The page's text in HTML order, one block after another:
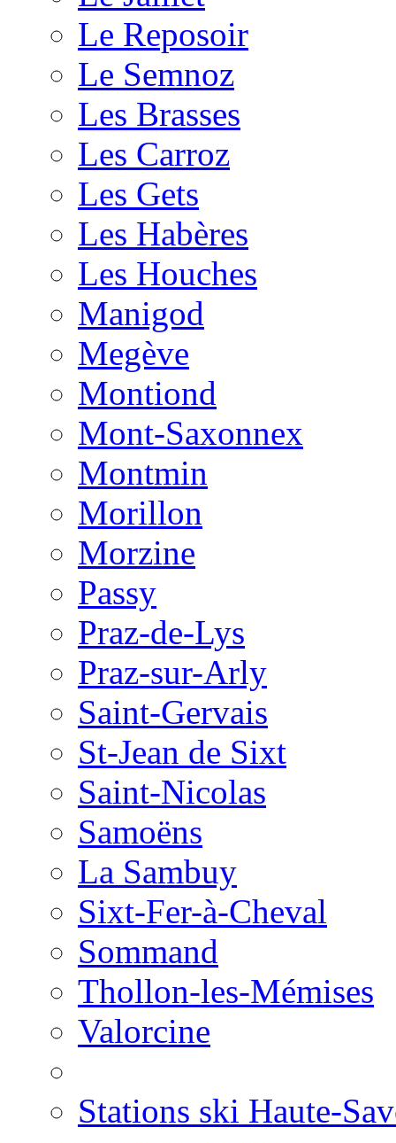
Le Reposoir
Le Semnoz
Les Brasses
Les Carroz
Les Gets
Les Habères
Les Houches
Manigod
Megève
Montiond
Mont-Saxonnex
Montmin
Morillon
Morzine
Passy
Praz-de-Lys
Praz-sur-Arly
Saint-Gervais
St-Jean de Sixt
Saint-Nicolas
Samoëns
La Sambuy
Sixt-Fer-à-Cheval
Sommand
Thollon-les-Mémises
Valorcine
Stations ski Haute-